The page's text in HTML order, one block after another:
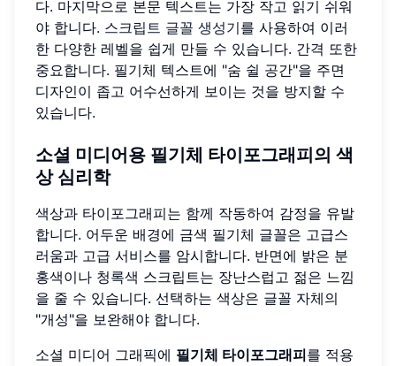
다. 마지막으로 본문 텍스트는 가장 작고 읽기 쉬워
야 합니다. 스크립트 글꼴 생성기를 사용하여 이러
한 다양한 레벨을 쉽게 만들 수 있습니다. 간격 또한
중요합니다. 필기체 텍스트에 "숨 쉴 공간"을 주면
디자인이 좁고 어수선하게 보이는 것을 방지할 수
있습니다.
소셜 미디어용 필기체 타이포그래피의 색
상 심리학
색상과 타이포그래피는 함께 작동하여 감정을 유발
합니다. 어두운 배경에 금색 필기체 글꼴은 고급스
러움과 고급 서비스를 암시합니다. 반면에 밝은 분
홍색이나 청록색 스크립트는 장난스럽고 젊은 느낌
을 줄 수 있습니다. 선택하는 색상은 글꼴 자체의
"개성"을 보완해야 합니다.
소셜 미디어 그래픽에 필기체 타이포그래피를 적용